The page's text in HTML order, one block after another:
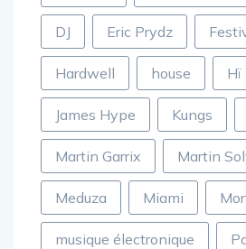
DJ Eric Prydz
Hardwell house Hï
James Hype Kungs
Martin Garrix Martin
Meduza Miami
musique électronique